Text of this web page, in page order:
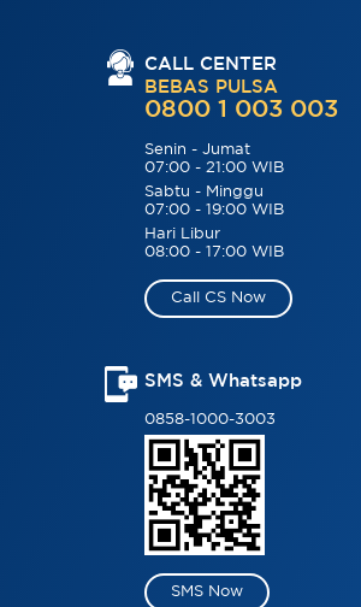
CALL CENTER
BEBAS PULSA
0800 1 003 003
Senin - Jumat
07:00 - 21:00 WIB
Sabtu - Minggu
07:00 - 19:00 WIB
Hari Libur
08:00 - 17:00 WIB
Call CS Now
SMS & Whatsapp
0858-1000-3003
SMS Now